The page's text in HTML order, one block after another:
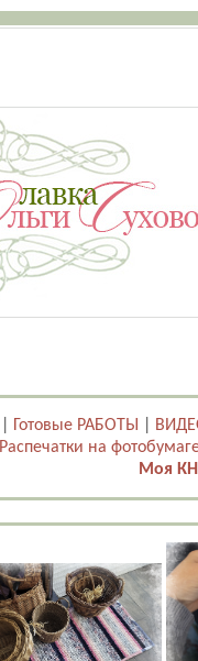
Готовые РАБОТЫ
Распечатки на
Моя